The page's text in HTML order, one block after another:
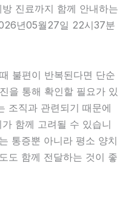
진료까지 함께 안내하는
년05월27일 22시37분
불편이 반복된다면 단순
을 통해 확인할 필요가 있
조직과 관련되기 때문에
함께 고려될 수 있습니
통증뿐 아니라 평소 양치
도 함께 전달하는 것이 좋